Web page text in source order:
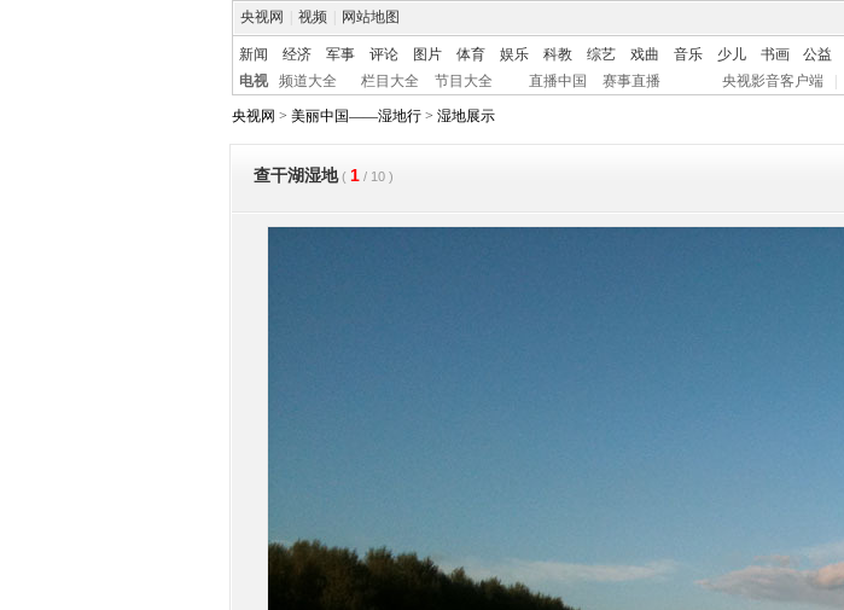
央视网 视频 网站地图
新闻 经济 军事 评论 图片 体育 娱乐 科教 综艺 戏曲 音乐 少儿 书画 公益
电视
频道大全 栏目大全 节目大全 直播中国 赛事直播 央视影音客户端
央视网 > 美丽中国——湿地行 > 湿地展示
查干湖湿地 ( 1 / 10 )